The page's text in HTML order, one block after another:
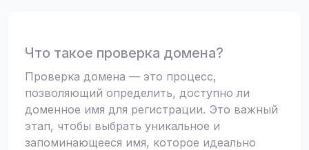
Что такое проверка домена?
Проверка домена — это процесс,
позволяющий определить, доступно ли
доменное имя для регистрации. Это важный
этап, чтобы выбрать уникальное и
запоминающееся имя, которое идеально